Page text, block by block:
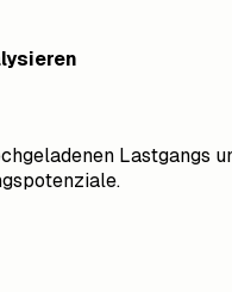
Lastgangs